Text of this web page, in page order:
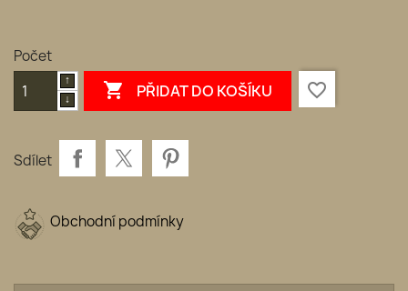
Počet
 PŘIDAT DO KOŠÍKU favorite_border
Sdílet
Obchodní podmínky